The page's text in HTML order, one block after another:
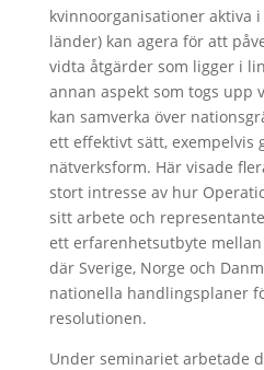
kvinnoorganisationer aktiva
länder) kan agera för att
vidta åtgärder som ligger i
annan aspekt som togs upp
kan samverka över
ett effektivt sätt, exempelvis
nätverksform. Här visade
stort intresse av hur
sitt arbete och
ett erfarenhetsutbyte
där Sverige, Norge och
nationella handlingsplaner
resolutionen.
Under seminariet arbetade